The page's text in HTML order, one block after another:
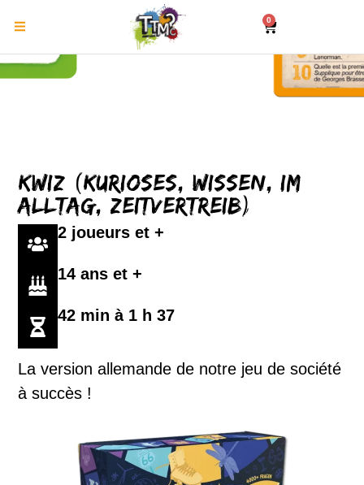
0
KWIZ (Kurioses, Wissen, Im
Alltag, Zeitvertreib)
2 joueurs et +
14 ans et +
42 min à 1 h 37
La version allemande de notre jeu de société
à succès !